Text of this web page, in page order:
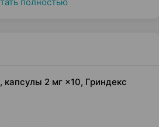
2 мг ×10, Гриндекс